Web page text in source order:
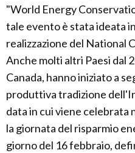
"World Energy
tale evento è stata ideata
realizzazione del National
Anche molti altri Paesi dal
Canada, hanno iniziato a
produttiva tradizione
data in cui viene celebrata
la giornata del risparmio
giorno del 16 febbraio,